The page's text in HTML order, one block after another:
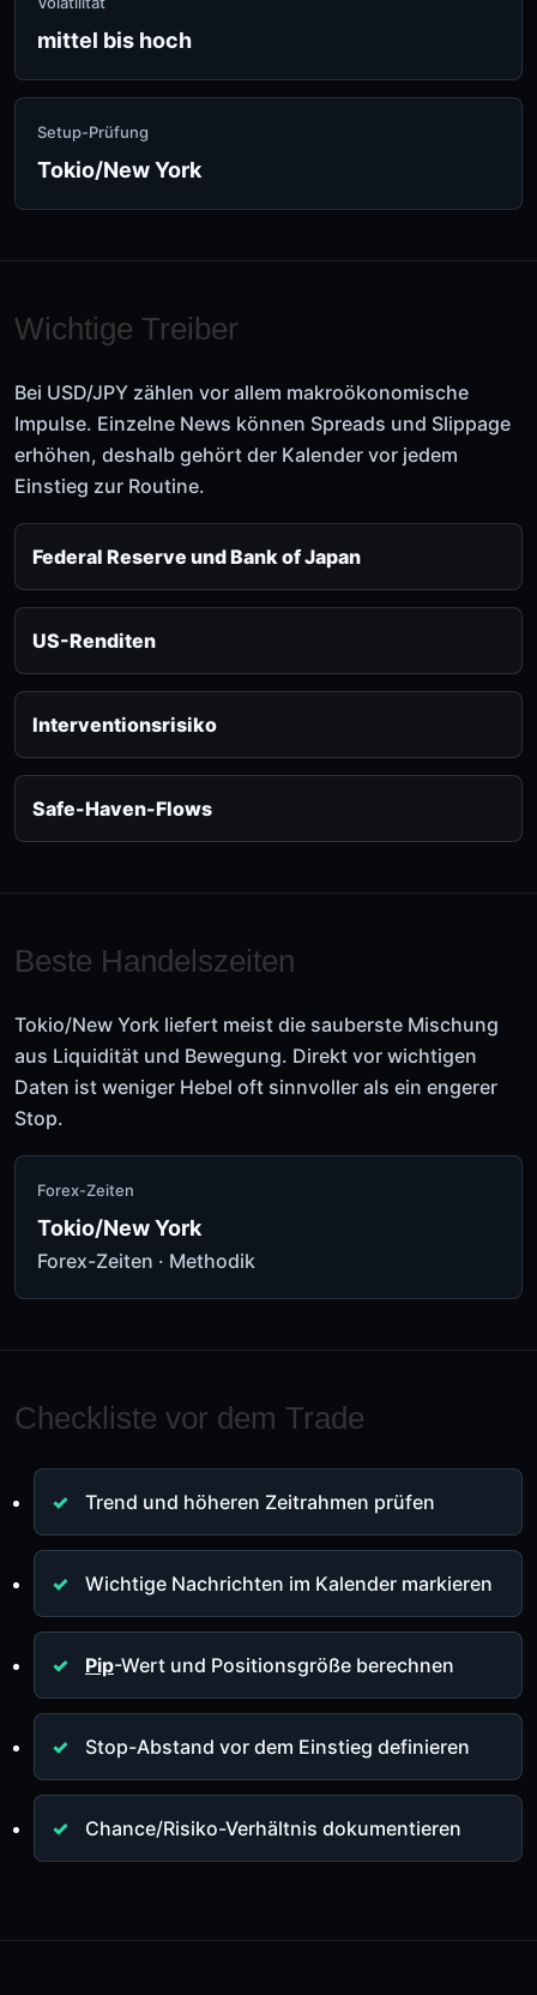
mittel bis hoch
Setup-Prüfung
Tokio/New York
Wichtige Treiber
Bei USD/JPY zählen vor allem makroökonomische
Impulse. Einzelne News können Spreads und Slippage
erhöhen, deshalb gehört der Kalender vor jedem
Einstieg zur Routine.
Federal Reserve und Bank of Japan
US-Renditen
Interventionsrisiko
Safe-Haven-Flows
Beste Handelszeiten
Tokio/New York liefert meist die sauberste Mischung
aus Liquidität und Bewegung. Direkt vor wichtigen
Daten ist weniger Hebel oft sinnvoller als ein engerer
Stop.
Forex-Zeiten
Tokio/New York
Forex-Zeiten · Methodik
Checkliste vor dem Trade
Trend und höheren Zeitrahmen prüfen
Wichtige Nachrichten im Kalender markieren
Pip-Wert und Positionsgröße berechnen
Stop-Abstand vor dem Einstieg definieren
Chance/Risiko-Verhältnis dokumentieren